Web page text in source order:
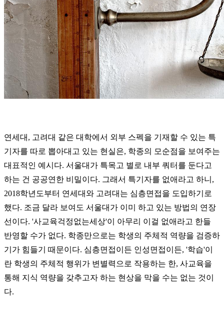
연세대, 고려대 같은 대학에서 외부 스펙을 기재할 수 있는 특
기자를 따로 뽑아대고 있는 현실은, 학종의 모순점을 보여주는
대표적인 예시다. 서울대가 특목고 별로 내부 쿼터를 둔다고
하는 건 공공연한 비밀이다. 그래서 특기자를 없애라고 하니,
2018학년도부터 연세대와 고려대는 심층면접을 도입하기로
했다. 조금 달라 보여도 서울대가 이미 하고 있는 방법의 연장
선이다. '사교육걱정없는세상'이 아무리 이걸 없애라고 한들
반영할 수가 없다. 학종만으로는 학생의 주체적 역량을 검증하
기가 힘들기 때문이다. 심층면접이든 인성면접이든, '학습'이
란 학생의 주체적 행위가 변별력으로 작용하는 한, 사교육을
통해 지식 역량을 갖추고자 하는 현상을 막을 수는 없는 것이
다.